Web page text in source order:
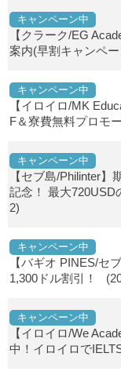
キャンペーン中
【クラーク/EG
案内(早割キャンペ
キャンペーン中
【イロイロ/MK
F＆寮費無料プロモ
キャンペーン中
【セブ島/Philinter
記念！ 最大720USD
2)
キャンペーン中
【バギオ PINES/セ
1,300ドル割引！
キャンペーン中
【イロイロ/We
中！イロイロで